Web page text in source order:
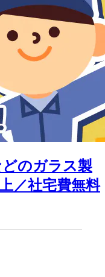
どのガラス製
／社宅費無料